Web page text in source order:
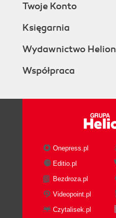
Twoje Konto
Księgarnia
Wydawnictwo Helion
Współpraca
Onepress.pl
Editio.pl
Bezdroza.pl
Videopoint.pl
Czytalisek.pl